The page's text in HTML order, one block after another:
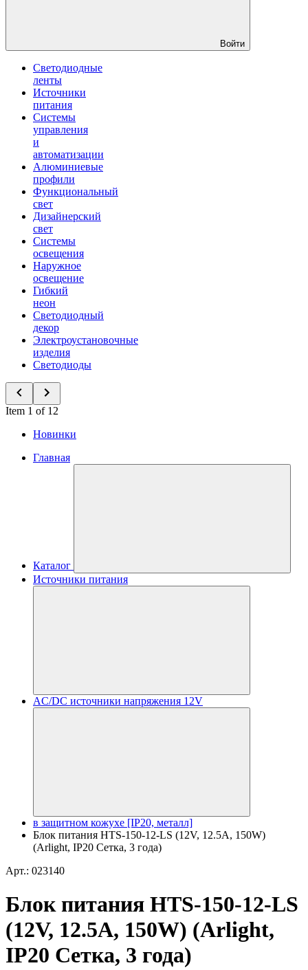
Войти
Светодиодные
ленты
Источники
питания
Системы
управления
и
автоматизации
Алюминиевые
профили
Функциональный
свет
Дизайнерский
свет
Системы
освещения
Наружное
освещение
Гибкий
неон
Светодиодный
декор
Электроустановочные
изделия
Светодиоды
Item 1 of 12
Новинки
Главная
Каталог
Источники питания
AC/DC источники напряжения 12V
в защитном кожухе [IP20, металл]
Блок питания HTS-150-12-LS (12V, 12.5A, 150W)
(Arlight, IP20 Сетка, 3 года)
Арт.: 023140
Блок питания HTS-150-12-LS
(12V, 12.5A, 150W) (Arlight,
IP20 Сетка, 3 года)